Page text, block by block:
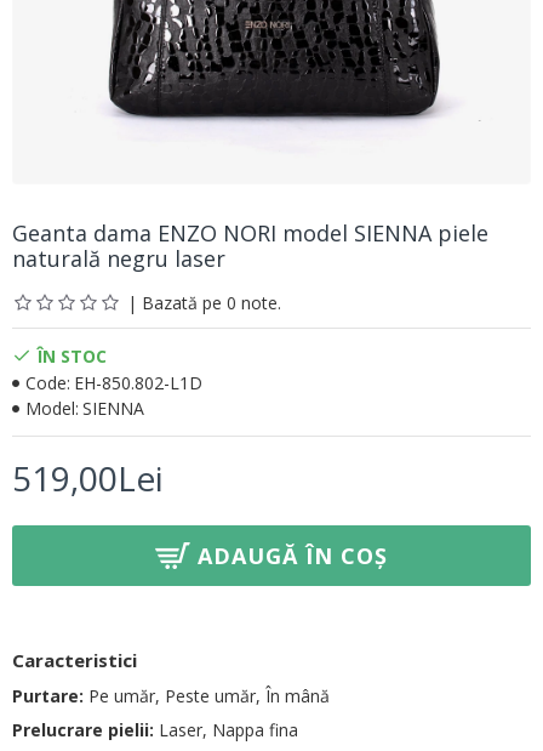
Geanta dama ENZO NORI model SIENNA piele
naturală negru laser
| Bazată pe 0 note.
519,00Lei
ÎN STOC
Code: EH-850.802-L1D
Model: SIENNA
ADAUGĂ ÎN COȘ
Caracteristici
Purtare: Pe umăr, Peste umăr, În mână
Prelucrare pielii: Laser, Nappa fina